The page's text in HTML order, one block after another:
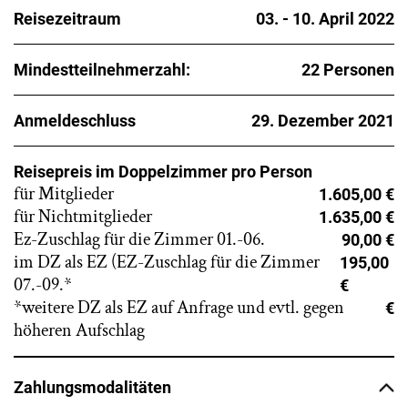
Reisezeitraum 03. - 10. April 2022
Mindestteilnehmerzahl: 22 Personen
Anmeldeschluss 29. Dezember 2021
Reisepreis im Doppelzimmer pro Person
für Mitglieder 1.605,00 €
für Nichtmitglieder 1.635,00 €
Ez-Zuschlag für die Zimmer 01.-06. 90,00 €
im DZ als EZ (EZ-Zuschlag für die Zimmer
07.-09.*
195,00
€
*weitere DZ als EZ auf Anfrage und evtl. gegen
höheren Aufschlag
€
Zahlungsmodalitäten